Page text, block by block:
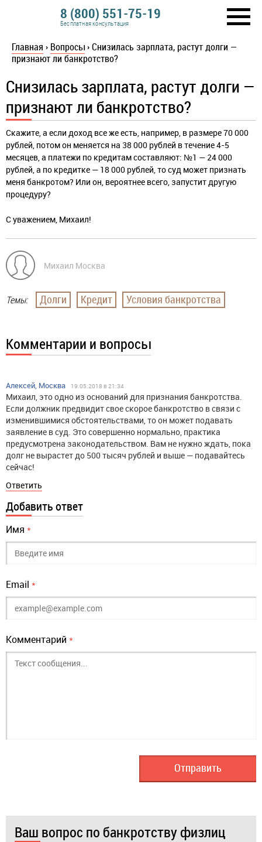
8 (800) 551-75-19
Бесплатная консультация
Главная › Вопросы ›Снизилась зарплата, растут долги —
признают ли банкротство?
Снизилась зарплата, растут долги —
признают ли банкротство?
Скажите, а если доход все же есть, например, в размере 70 000
рублей, потом он меняется на 38 000 рублей в течение 4-5
месяцев, а платежи по кредитам составляют: №1 — 24 000
рублей, а по кредитке — 18 000 рублей, то суд может признать
меня банкротом? Или он, вероятнее всего, запустит другую
процедуру?
С уважением, Михаил!
Михаил Москва
Темы: Долги Кредит Условия банкротства
Комментарии и вопросы
Алексей, Москва 19.05.2018 в 21:34
Михаил, это одно из оснований для признания банкротства.
Если должник предвидит свое скорое банкротство в связи с
изменившимися обстоятельствами, то он может подавать
заявление в суд. Это совершенно нормально, практика
предусмотрена законодательством. Вам не нужно ждать, пока
долг не вырастет до 500 тысяч рублей и выше — подавайтесь
сейчас!
Ответить
Добавить ответ
Имя *
Email *
Комментарий *
Ваш вопрос по банкротству физлиц